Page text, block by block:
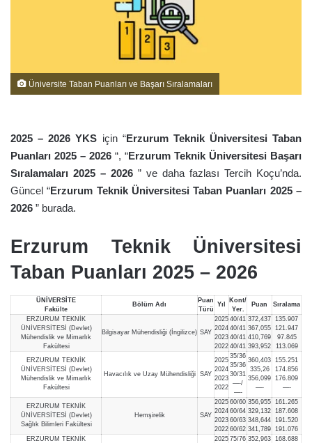
Üniversite Taban Puanları ve Başarı Sıralamaları
2025 – 2026 YKS için “Erzurum Teknik Üniversitesi Taban
Puanları 2025 – 2026 “, “Erzurum Teknik Üniversitesi Başarı
Sıralamaları 2025 – 2026 ” ve daha fazlası Tercih Koçu’nda.
Güncel “Erzurum Teknik Üniversitesi Taban Puanları 2025 –
2026 ” burada.
Erzurum Teknik Üniversitesi
Taban Puanları 2025 – 2026
ÜNİVERSİTE
Fakülte
Bölüm Adı
Puan
Türü
Yıl
Kont/
Yer.
Puan Sıralama
ERZURUM TEKNİK
ÜNİVERSİTESİ (Devlet)
Mühendislik ve Mimarlık
Fakültesi
Bilgisayar Mühendisliği (İngilizce) SAY
2025
2024
2023
2022
40/41
40/41
40/41
40/41
372,437
367,055
410,769
393,952
135.907
121.947
97.845
113.069
ERZURUM TEKNİK
ÜNİVERSİTESİ (Devlet)
Mühendislik ve Mimarlık
Fakültesi
Havacılık ve Uzay Mühendisliği SAY
2025
2024
2023
2022
35/36
35/36
30/31
—-/
—-
360,403
335,26
356,099
—-
155.251
174.856
176.809
—-
ERZURUM TEKNİK
ÜNİVERSİTESİ (Devlet)
Sağlık Bilimleri Fakültesi
Hemşirelik SAY
2025
2024
2023
2022
60/60
60/64
60/63
60/62
356,955
329,132
348,644
341,789
161.265
187.608
191.520
191.076
ERZURUM TEKNİK
2025 75/76 352,963
168.688